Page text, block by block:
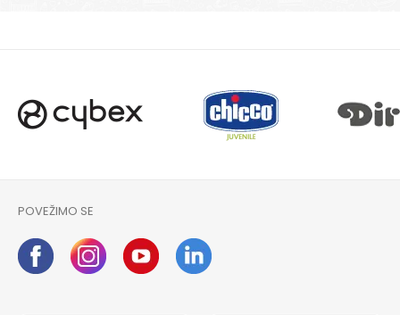
POVEŽIMO SE